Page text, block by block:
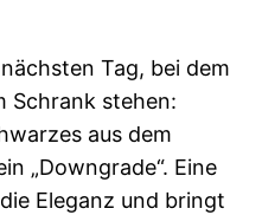
Tag, bei dem
Schrank stehen:
aus dem
„Downgrade“. Eine
Eleganz und bringt